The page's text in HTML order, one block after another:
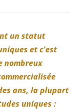
un statut
et c'est
nombreux
ans, la plupart
uniques :